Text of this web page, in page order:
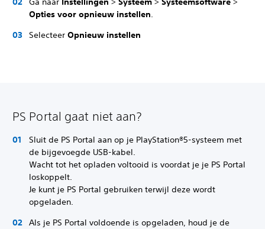
Opties voor opnieuw instellen.
Selecteer Opnieuw instellen
PS Portal gaat niet aan?
Sluit de PS Portal aan op je PlayStation®5-systeem met
de bijgevoegde USB-kabel.
Wacht tot het opladen voltooid is voordat je je PS Portal
loskoppelt.
Je kunt je PS Portal gebruiken terwijl deze wordt
opgeladen.
Als je PS Portal voldoende is opgeladen, houd je de